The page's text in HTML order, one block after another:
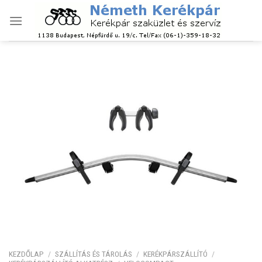
KEZDŐLAP / SZÁLLÍTÁS ÉS TÁROLÁS / KERÉKPÁRSZÁLLÍTÓ /